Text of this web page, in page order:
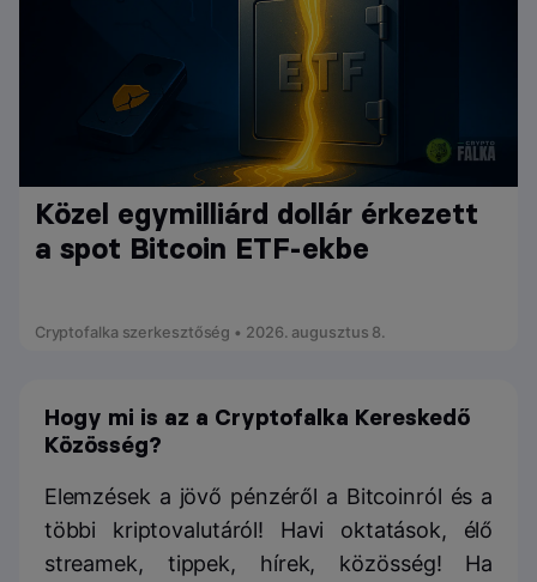
Közel egymilliárd dollár érkezett
a spot Bitcoin ETF-ekbe
Cryptofalka szerkesztőség • 2026. augusztus 8.
Hogy mi is az a Cryptofalka Kereskedő
Közösség?
Elemzések a jövő pénzéről a Bitcoinról és a
többi kriptovalutáról! Havi oktatások, élő
streamek, tippek, hírek, közösség! Ha